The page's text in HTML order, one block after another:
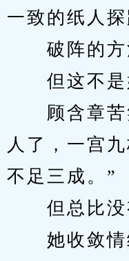
一致的纸人
破阵的方
但这不是
顾含章苦
人了，一宫
不足三成。”
但总比没
她收敛情